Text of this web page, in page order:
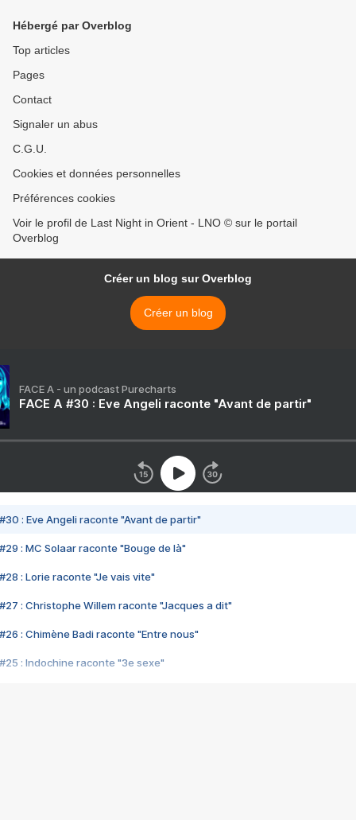
Hébergé par Overblog
Top articles
Pages
Contact
Signaler un abus
C.G.U.
Cookies et données personnelles
Préférences cookies
Voir le profil de Last Night in Orient - LNO © sur le portail
Overblog
Créer un blog sur Overblog
Créer un blog
FACE A - un podcast Purecharts
FACE A #30 : Eve Angeli raconte "Avant de partir"
#30 : Eve Angeli raconte "Avant de partir"
#29 : MC Solaar raconte "Bouge de là"
#28 : Lorie raconte "Je vais vite"
#27 : Christophe Willem raconte "Jacques a dit"
#26 : Chimène Badi raconte "Entre nous"
#25 : Indochine raconte "3e sexe"